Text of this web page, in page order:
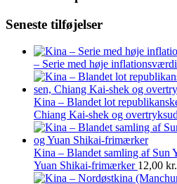
Seneste tilføjelser
– Serie med høje
Kina – Blandet lot
Chiang Kai-shek og
Kina – Blandet samling af Sun
Yuan Shikai-frimærker 12,00 kr.